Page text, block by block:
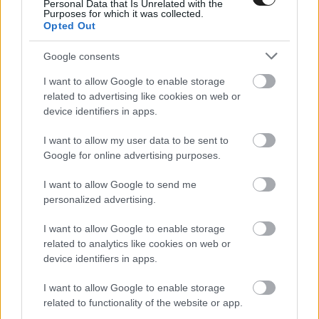
Personal Data that Is Unrelated with the
Purposes for which it was collected.
Opted Out
Google consents
I want to allow Google to enable storage
related to advertising like cookies on web or
device identifiers in apps.
I want to allow my user data to be sent to
Google for online advertising purposes.
I want to allow Google to send me
personalized advertising.
I want to allow Google to enable storage
related to analytics like cookies on web or
device identifiers in apps.
I want to allow Google to enable storage
related to functionality of the website or app.
Kobayashi minden követ
megmozgat, hogy ott legyen
jövőre Daytonában
Kamui Kobayashi jövője kétséges, miután az Action Express
bejelentette, jövőre csak egy autót indít a Daytonai 24 óráson.
szívesen versenyezne azért, hogy maradhasson az IMSA
Sportautó bajnokságban. Mivel valószínűleg a GTP
kategóriában nem kap majd lehetőséget &#8211; az LMDh
gyártók és a Toyota Hypercar FIA World Endurance
AUTOMOBIL / 2022. ÁPR. 29.
2,5 millióért bárki megveheti ezt
az 1988-es Jaguar XJR-9-et